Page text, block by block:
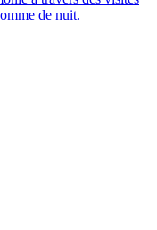
de nuit.